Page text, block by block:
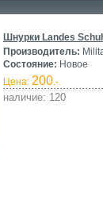
Шнурки Landes
Производитель:
Состояние: Новое
Цена: 200.-
наличие: 120